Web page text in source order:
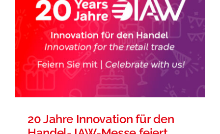
20 Jahre Innovation für den